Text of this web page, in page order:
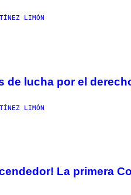
LIMÓN
de lucha por el
LIMÓN
La primera